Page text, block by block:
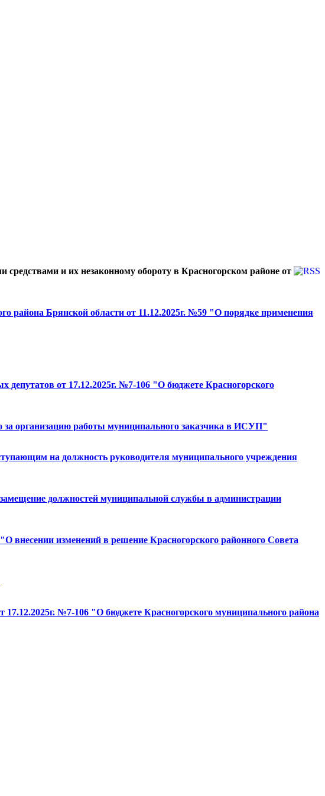
и их незаконному обороту в Красногорском районе от
района Брянской области от 11.12.2025г. №59 "О порядке применения
депутатов от 17.12.2025г. №7-106 "О бюджете Красногорского
за организацию работы муниципального заказчика в ИСУП"
на должность руководителя муниципального учреждения
должностей муниципальной службы в администрации
внесении изменений в решение Красногорского районного Совета
№7-106 "О бюджете Красногорского муниципального района